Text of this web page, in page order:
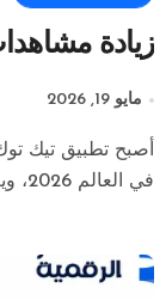
زيادة
مايو 19, 2026
أصبح تطبيق تيك توك واحد من أقوى منصات التواصل الاجتماعي
في العالم 2026، ويعتمد ملايين...